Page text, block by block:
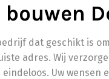
dat geschikt is
adres. Wij
Uw